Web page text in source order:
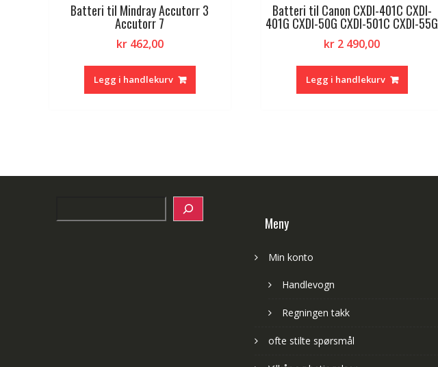
Batteri til Mindray Accutorr 3
Accutorr 7
kr462,00
Legg i handlekurv
Batteri til Canon CXDI-401C CXDI-
401G CXDI-50G CXDI-501C CXDI-55G
kr 2 490,00
Legg i handlekurv
Meny
Min konto
Handlevogn
Regningen takk
ofte stilte spørsmål